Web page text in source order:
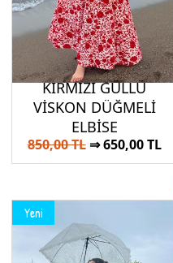
KIRMIZI GÜLLÜ
VİSKON DÜĞMELİ
ELBİSE
850,00 TL⇒ 650,00 TL
Yeni